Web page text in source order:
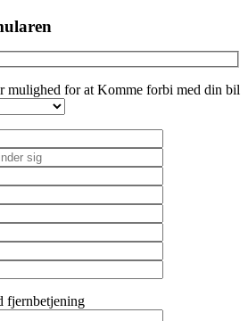
mulighed for at Komme forbi med din bil
fjernbetjening